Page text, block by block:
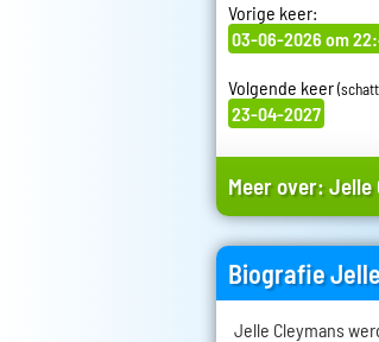
Vorige keer:
03-06-2026 om
Volgende keer
23-04-2027
Meer over:Jelle
Biografie
Jelle Cleymans